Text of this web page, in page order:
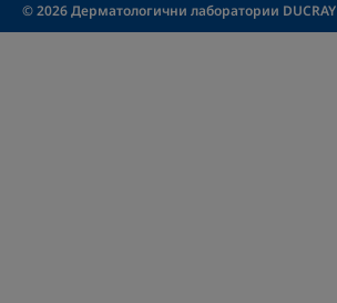
© 2026 Дерматологични лаборатории DUCRAY